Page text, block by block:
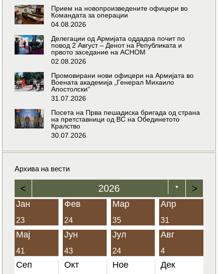
Прием на новопроизведените офицери во
Командата за операции
04.08.2026
Делегации од Армијата оддадоа почит по
повод 2 Август – Денот на Републиката и
првото заседание на АСНОМ
02.08.2026
Промовирани нови офицери на Армијата во
Воената академија „Генерал Михаило
Апостолски“
31.07.2026
Посета на Прва пешадиска бригада од страна
на претставници од ВС на Обединетото
Кралство
30.07.2026
Архива на вести
< 2026 ▼ >
Јан
23
Фев
24
Мар
35
Апр
31
Мај
41
Јун
43
Јул
24
Авг
4
Сеп Окт Ное Дек